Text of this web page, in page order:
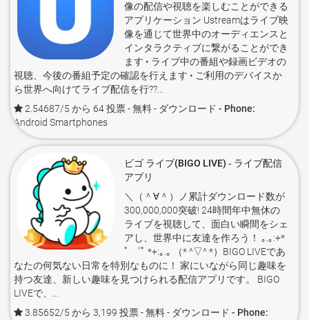
像の配信や視聴を楽しむことができる
アプリケーション Ustreamはライブ映
像を通じて世界中のオーディエンスと
インタラクティブに繋がることができ
ます • ライブ中の番組や録画ビデオの
視聴、今後の番組予定の確認を行えます • ご利用のデバイスか
ら世界へ向けてライブ配信を行??...
2.54687/5 から 64 投票- 無料 - ダウンロード - Phone:
Android Smartphones
ビゴ ライブ(BIGO LIVE) ‐ ライブ配信
アプリ
＼（＾∀＾）ノ累計ダウンロード数が
300,000,000突破! 24時間年中無休の
ライブを視聴して、面白い瞬間をシェ
アし、世界中に友達を作ろう！ ｡.｡:+*
ﾟ ゜ﾟ *+:｡.｡ （* ^▽^ *）BIGO LIVEであ
なたの何気ない日常を特別なものに！ 家にいながら同じ趣味を
持つ友達、新しい趣味を見つけられる配信アプリです。 BIGO
LIVEで、...
3.85652/5 から 3,199 投票- 無料 - ダウンロード - Phone: